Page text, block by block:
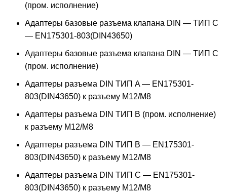
(пром. исполнение)
Адаптеры базовые разъема клапана DIN — ТИП C
— EN175301-803(DIN43650)
Адаптеры базовые разъема клапана DIN — ТИП C
(пром. исполнение)
Адаптеры разъема DIN ТИП A — EN175301-
803(DIN43650) к разъему M12/M8
Адаптеры разъема DIN ТИП B (пром. исполнение)
к разъему M12/M8
Адаптеры разъема DIN ТИП B — EN175301-
803(DIN43650) к разъему M12/M8
Адаптеры разъема DIN ТИП C — EN175301-
803(DIN43650) к разъему M12/M8